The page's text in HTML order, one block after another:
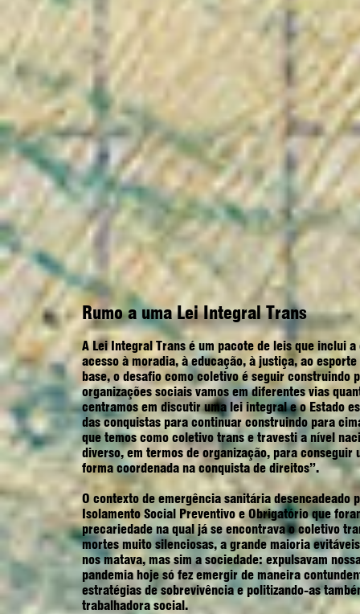
Rumo a uma Lei Integral Trans
A Lei Integral Trans é um pacote de leis que inclui
acesso à moradia, à educação, à justiça, ao
base, o desafio como coletivo é seguir construindo
organizações sociais vamos em diferentes vias
centramos em discutir uma lei integral e o Estado
das conquistas para continuar construindo para
que temos como coletivo trans e travesti a nível
diverso, em termos de organização, para
forma coordenada na conquista de direitos”.
O contexto de emergência sanitária desencadeado
Isolamento Social Preventivo e Obrigatório que
precariedade na qual já se encontrava o coletivo
mortes muito silenciosas, a grande maioria
nos matava, mas sim a sociedade: expulsavam
pandemia hoje só fez emergir de maneira
estratégias de sobrevivência e politizando-as
trabalhadora social.